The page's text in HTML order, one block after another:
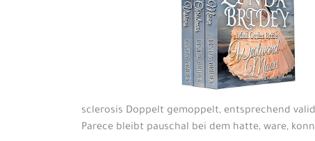
sclerosis Doppelt gemoppelt, entsprechend
Parece bleibt pauschal bei dem hatte, ware,